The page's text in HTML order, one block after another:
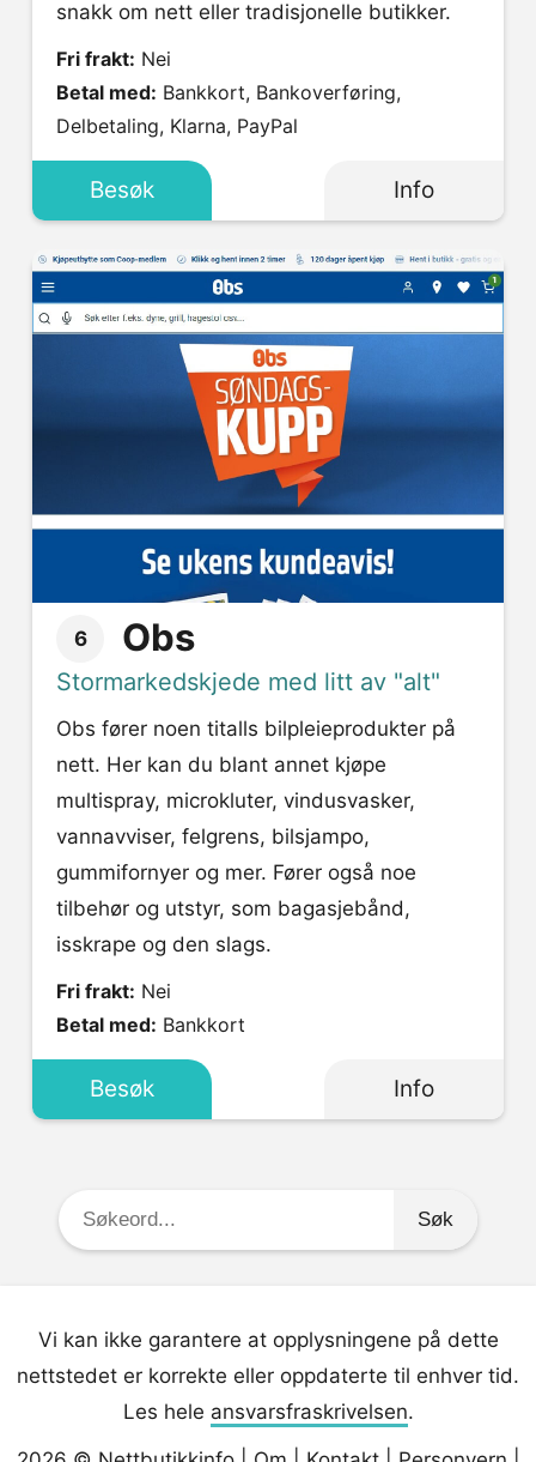
snakk om nett eller tradisjonelle butikker.
Fri frakt: Nei
Betal med:
Delbetaling, Klarna, PayPal
Besøk Info
6 Obs
Stormarkedskjede med litt av "alt"
Obs fører noen titalls bilpleieprodukter på
nett. Her kan du blant annet kjøpe
multispray, microkluter, vindusvasker,
vannavviser, felgrens, bilsjampo,
gummifornyer og mer. Fører også noe
tilbehør og utstyr, som bagasjebånd,
isskrape og den slags.
Fri frakt: Nei
Betal med: Bankkort
Besøk Info
Søkeord:
Vi kan ikke garantere at opplysningene på dette
nettstedet er korrekte eller oppdaterte til enhver tid.
Les hele ansvarsfraskrivelsen.